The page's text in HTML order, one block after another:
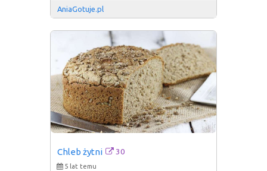
AniaGotuje.pl
Chleb żytni 30
5 lat temu